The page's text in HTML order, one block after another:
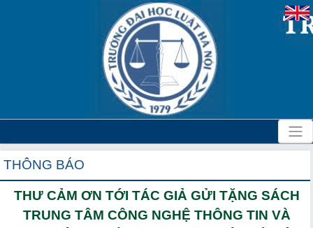
THÔNG BÁO
THƯ CẢM ƠN TỚI TÁC GIẢ GỬI TẶNG SÁCH
TRUNG TÂM CÔNG NGHỆ THÔNG TIN VÀ